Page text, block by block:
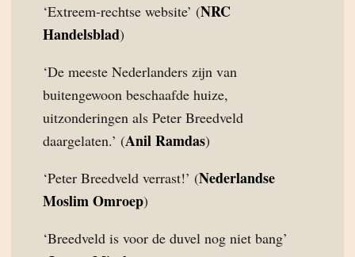
‘Extreem-rechtse website’ (NRC
Handelsblad)
‘De meeste Nederlanders zijn van
buitengewoon beschaafde huize,
uitzonderingen als Peter Breedveld
daargelaten.’ (Anil Ramdas)
‘Peter Breedveld verrast!’ (Nederlandse
Moslim Omroep)
‘Breedveld is voor de duvel nog niet bang’